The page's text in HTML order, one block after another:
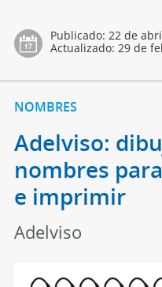
Publicado: 22 de
Actualizado: 29 de
NOMBRES
Adelviso:
nombres
e imprimir
Adelviso